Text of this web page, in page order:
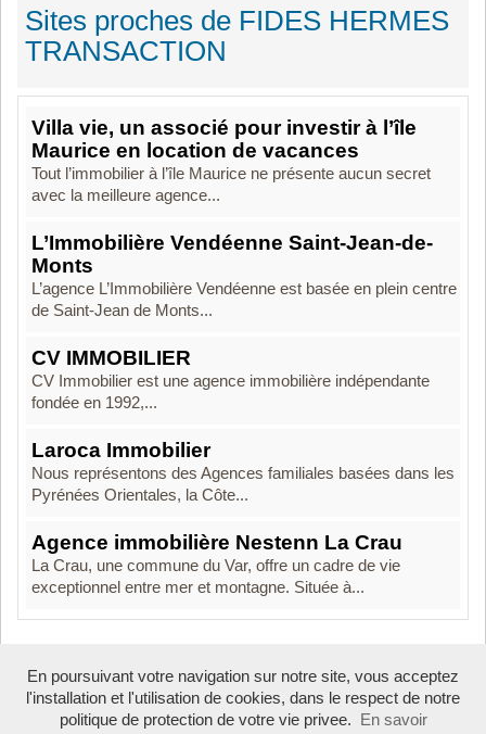
Sites proches de FIDES HERMES
TRANSACTION
Villa vie, un associé pour investir à l’île
Maurice en location de vacances
Tout l’immobilier à l’île Maurice ne présente aucun secret
avec la meilleure agence...
L’Immobilière Vendéenne Saint-Jean-de-
Monts
L’agence L’Immobilière Vendéenne est basée en plein centre
de Saint-Jean de Monts...
CV IMMOBILIER
CV Immobilier est une agence immobilière indépendante
fondée en 1992,...
Laroca Immobilier
Nous représentons des Agences familiales basées dans les
Pyrénées Orientales, la Côte...
Agence immobilière Nestenn La Crau
La Crau, une commune du Var, offre un cadre de vie
exceptionnel entre mer et montagne. Située à...
Boosté par Arfooo 2.02 - © 2007 - 2026
En poursuivant votre navigation sur notre site, vous acceptez
l'installation et l'utilisation de cookies, dans le respect de notre
politique de protection de votre vie privee.
En savoir